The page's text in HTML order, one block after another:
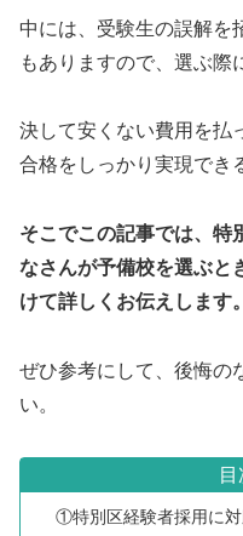
中には、受験生の誤解を
もありますので、選ぶ際
決して安くない費用を払
合格をしっかり実現でき
そこでこの記事では、特
なさんが予備校を選ぶと
けて詳しくお伝えします。
ぜひ参考にして、後悔の
い。
目
①特別区経験者採用に